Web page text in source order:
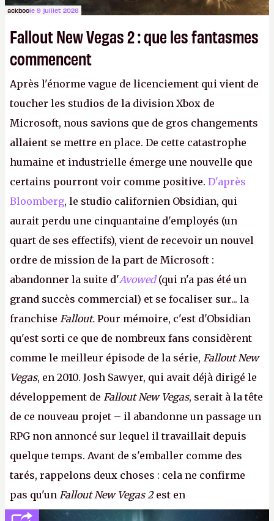
ackboole 9 juillet 2026
Fallout New Vegas 2 : que les fantasmes
commencent
Après l'énorme vague de licenciement qui vient de
toucher les studios de la division Xbox de
Microsoft, nous savions que de gros changements
allaient se mettre en place. De cette catastrophe
humaine et industrielle émerge une nouvelle que
certains pourront voir comme positive. D'après
Bloomberg, le studio californien Obsidian, qui
aurait perdu une cinquantaine d'employés (un
quart de ses effectifs), vient de recevoir un nouvel
ordre de mission de la part de Microsoft :
abandonner la suite d'Avowed(qui n'a pas été un
grand succès commercial) et se focaliser sur... la
franchise Fallout. Pour mémoire, c'est d'Obsidian
qu'est sorti ce que de nombreux fans considèrent
comme le meilleur épisode de la série, Fallout New
Vegas, en 2010. Josh Sawyer, qui avait déjà dirigé le
développement de Fallout New Vegas, serait à la tête
de ce nouveau projet – il abandonne un passage un
RPG non annoncé sur lequel il travaillait depuis
quelque temps. Avant de s'emballer comme des
tarés, rappelons deux choses : cela ne confirme
pas qu'un Fallout New Vegas 2est en
développement (pour ce que l'on sait, ils bossent